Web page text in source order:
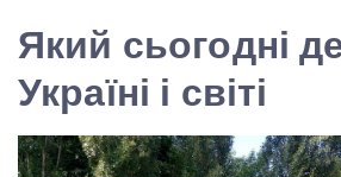
Який сьогодні
Україні і світі